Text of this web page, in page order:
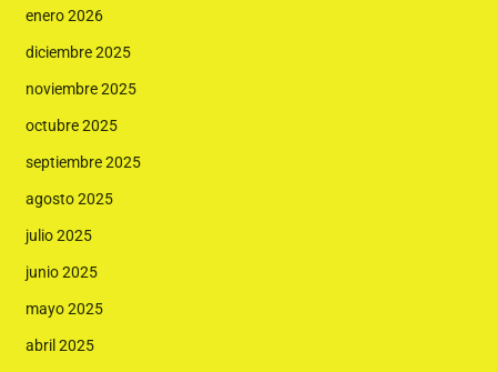
enero 2026
diciembre 2025
noviembre 2025
octubre 2025
septiembre 2025
agosto 2025
julio 2025
junio 2025
mayo 2025
abril 2025